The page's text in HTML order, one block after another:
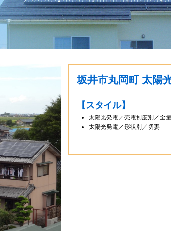
坂井市丸岡町 太陽
【スタイル】
太陽光発電／売電制度別／全
太陽光発電／形状別／切妻